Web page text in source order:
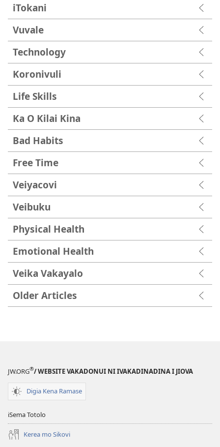
iTokani
Vuvale
Technology
Koronivuli
Life Skills
Ka O Kilai Kina
Bad Habits
Free Time
Veiyacovi
Veibuku
Physical Health
Emotional Health
Veika Vakayalo
Older Articles
JW.ORG®/ WEBSITE VAKADONUI NI IVAKADINADINA I JIOVA
Digia Kena Ramase
iSema Totolo
Kerea mo Sikovi